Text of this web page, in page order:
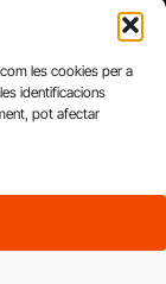
les cookies per a
identificacions
pot afectar